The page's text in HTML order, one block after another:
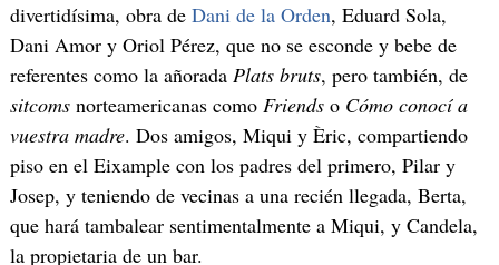
divertidísima, obra de Dani de la Orden, Eduard Sola,
Dani Amor y Oriol Pérez, que no se esconde y bebe de
referentes como la añorada Plats bruts, pero también, de
sitcomsnorteamericanas como Friendso Cómo conocí a
vuestra madre. Dos amigos, Miqui y Èric, compartiendo
piso en el Eixample con los padres del primero, Pilar y
Josep, y teniendo de vecinas a una recién llegada, Berta,
que hará tambalear sentimentalmente a Miqui, y Candela,
la propietaria de un bar.